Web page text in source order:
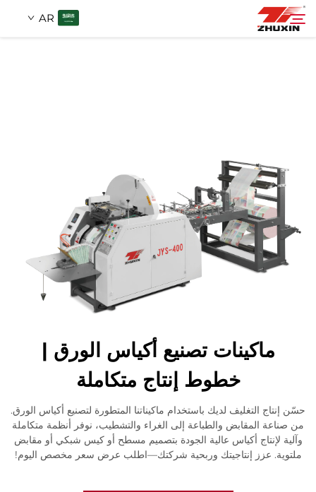
AR
شركة
أخبار
اتصل
ماكينات تصنيع أكياس الورق |
خطوط إنتاج متكاملة
حسّن إنتاج التغليف لديك باستخدام ماكيناتنا المتطورة لتصنيع أكياس الورق.
من صناعة المقابض والطباعة إلى الغراء والتشطيب، نوفر أنظمة متكاملة
وآلية لإنتاج أكياس عالية الجودة بتصميم مسطح أو كيس شبكي أو مقابض
ملتوية. عزز إنتاجيتك وربحية شركتك—اطلب عرض سعر مخصص اليوم!